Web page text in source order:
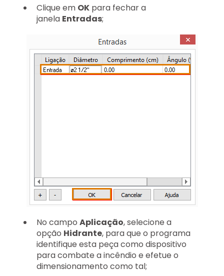
Clique em OK para fechar a
janela Entradas;
No campo Aplicação, selecione a
opção Hidrante, para que o programa
identifique esta peça como dispositivo
para combate a incêndio e efetue o
dimensionamento como tal;